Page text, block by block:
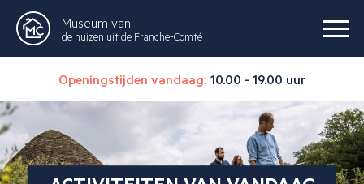
Museum van
de huizen uit de Franche-Comté
Openingstijden vandaag: 10.00 - 19.00 uur